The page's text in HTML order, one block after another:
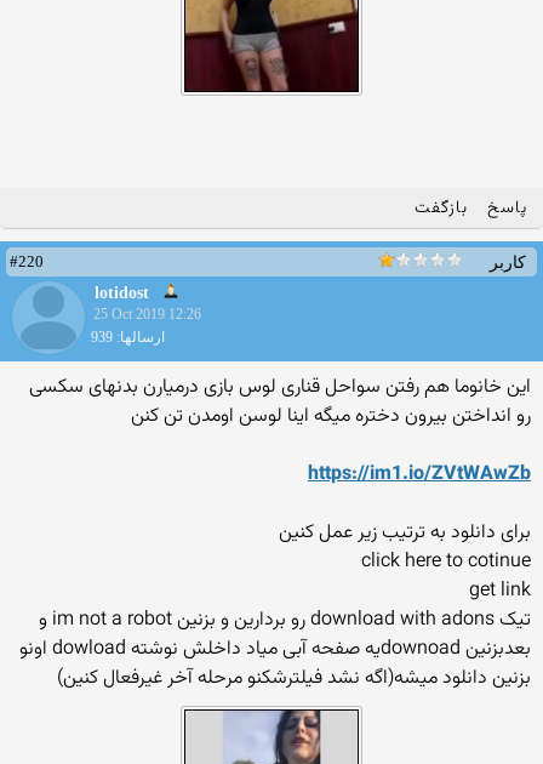
پاسخ بازگفت
کاربر
#220
lotidost
25 Oct 2019 12:26
ارسالها: 939
این خانوما هم رفتن سواحل قناری لوس بازی درمیارن بدنهای سکسی
رو انداختن بیرون دختره میگه اینا لوسن اومدن تن کنن
https://im1.io/ZVtWAwZb
برای دانلود به ترتیب زیر عمل کنین
click here to cotinue
get link
تیک download with adons رو بردارین و بزنین im not a robot و
بعدبزنین downoadیه صفحه آبی میاد داخلش نوشته dowload اونو
بزنین دانلود میشه(اگه نشد فیلترشکنو مرحله آخر غیرفعال کنین)